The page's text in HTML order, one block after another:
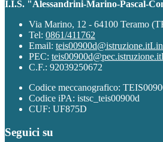
I.I.S. "Alessandrini-Marino-Pascal-
Via Marino, 12 - 64100 Teramo
Tel: 0861/411762
Email: teis00900d@istruzione.it
PEC: teis00900d@pec.istruzione.it
C.F.: 92039250672
Codice meccanografico:
Codice iPA: istsc_teis00900d
CUF: UF875D
Seguici su